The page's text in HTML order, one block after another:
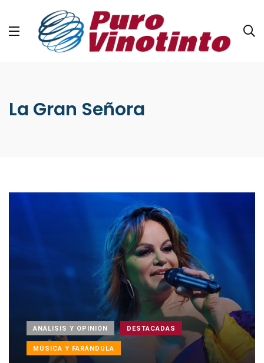
La Gran Señora
ANÁLISIS Y OPINIÓN DESTACADAS
MÚSICA Y FARÁNDULA